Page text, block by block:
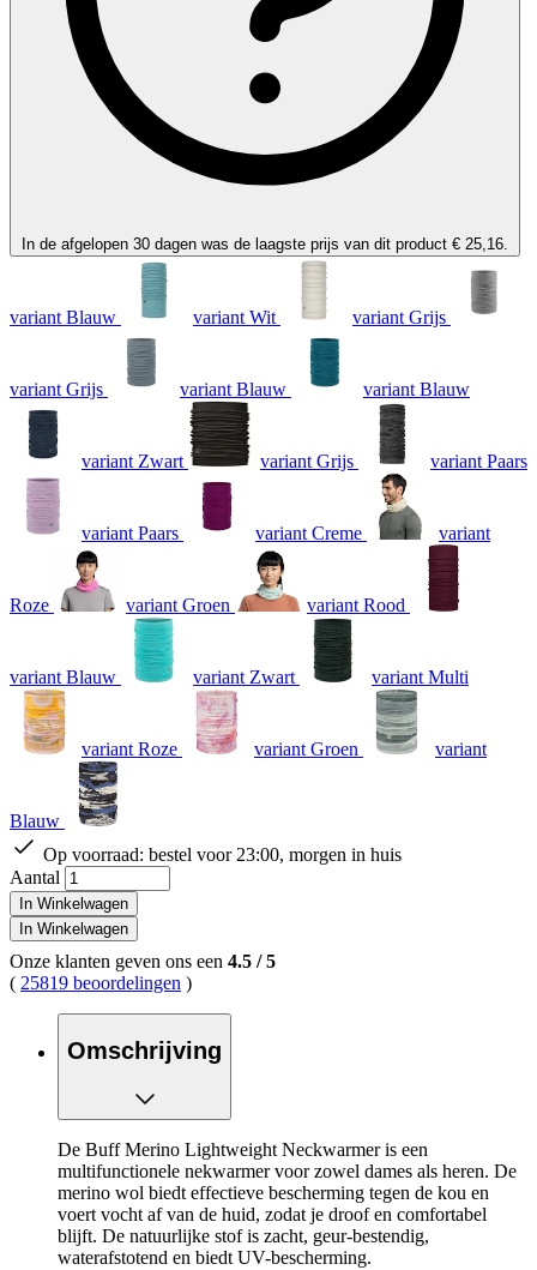
In de afgelopen 30 dagen was de laagste prijs van dit product € 25,16.
variant Blauw variant Wit variant Grijs
variant Grijs variant Blauw variant Blauw
variant Zwart variant Grijs variant Paars
variant Paars variant Creme variant
Roze variant Groen variant Rood
variant Blauw variant Zwart variant Multi
variant Roze variant Groen variant
Blauw
Op voorraad: bestel voor 23:00, morgen in huis
Aantal
In Winkelwagen
In Winkelwagen
Onze klanten geven ons een 4.5 /5
( 25819 beoordelingen )
Omschrijving
De Buff Merino Lightweight Neckwarmer is een
multifunctionele nekwarmer voor zowel dames als heren. De
merino wol biedt effectieve bescherming tegen de kou en
voert vocht af van de huid, zodat je droof en comfortabel
blijft. De natuurlijke stof is zacht, geur-bestendig,
waterafstotend en biedt UV-bescherming.